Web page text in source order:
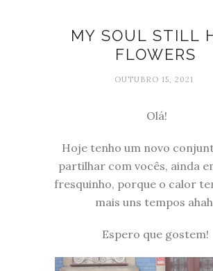
MY SOUL STILL
FLOWERS
OUTUBRO 15, 2021
Olá!
Hoje tenho um novo
partilhar com vocês, ainda
fresquinho, porque o calor
mais uns tempos
Espero que gostem!